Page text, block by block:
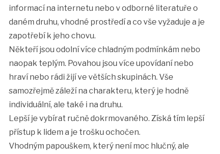
informací na internetu nebo v odborné literatuře o
daném druhu, vhodné prostředí a co vše vyžaduje a je
zapotřebí k jeho chovu.
Někteří jsou odolní více chladným podmínkám nebo
naopak teplým. Povahou jsou více upovídaní nebo
hraví nebo rádi žijí ve větších skupinách. Vše
samozřejmě záleží na charakteru, který je hodně
individuální, ale také i na druhu.
Lepší je vybírat ručně dokrmovaného. Získá tím lepší
přístup k lidem a je trošku ochočen.
Vhodným papouškem, který není moc hlučný, ale